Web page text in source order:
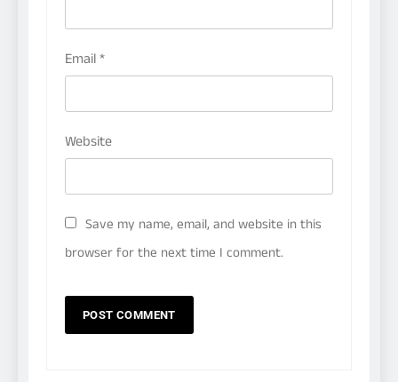
Email*
Website
Save my name, email, and website in this
browser for the next time I comment.